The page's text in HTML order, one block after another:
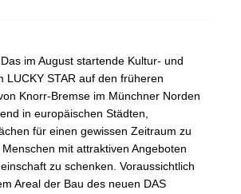
im August startende Kultur- und
LUCKY STAR auf den früheren
Knorr-Bremse im Münchner Norden
in europäischen Städten,
für einen gewissen Zeitraum zu
mit attraktiven Angeboten
zu schenken. Voraussichtlich
Areal der Bau des neuen DAS